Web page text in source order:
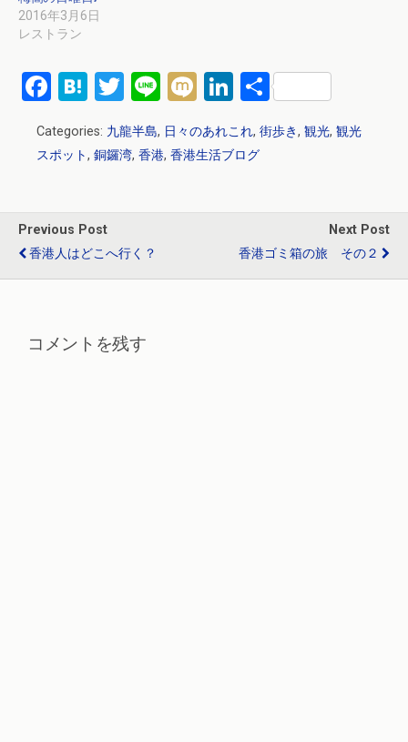
2016年3月6日
レストラン
F
ce
o
k
H
e
T
tt
Li
e
M Li
ke
共
Categories: 九龍半島, 日々のあれこれ, 街歩き, 観光, 観光
スポット, 銅鑼湾, 香港, 香港生活ブログ
Previous Post
香港人はどこへ行く？
Next Post
香港ゴミ箱の旅 その２
コメントを残す